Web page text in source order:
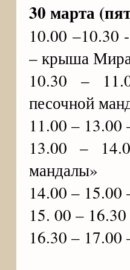
30 марта
10.00 –10.30
– крыша
10.30 –
песочной
11.00 – 13.00
13.00 –
мандалы»
14.00 – 15.00
15. 00 –
16.30 – 17.00